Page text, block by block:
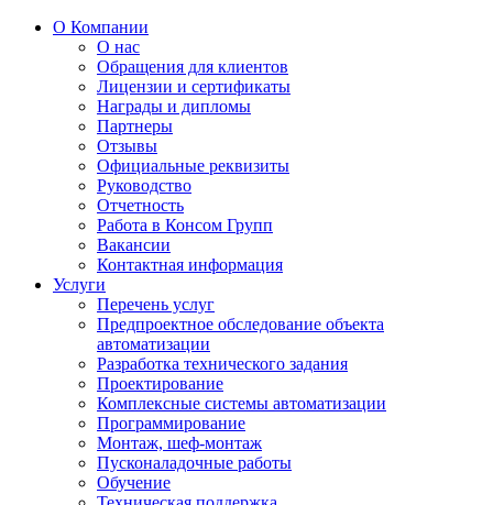
О Компании
О нас
Обращения для клиентов
Лицензии и сертификаты
Награды и дипломы
Партнеры
Отзывы
Официальные реквизиты
Руководство
Отчетность
Работа в Консом Групп
Вакансии
Контактная информация
Услуги
Перечень услуг
Предпроектное обследование объекта
автоматизации
Разработка технического задания
Проектирование
Комплексные системы автоматизации
Программирование
Монтаж, шеф-монтаж
Пусконаладочные работы
Обучение